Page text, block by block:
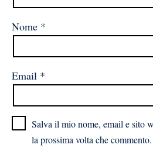
Nome *
Email *
Salva il mio nome, email e sito
la prossima volta che commento.